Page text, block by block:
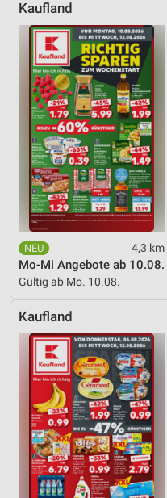
Kaufland
4,3 km
Mo-Mi Angebote ab 10.08.
Gültig ab Mo. 10.08.
Kaufland